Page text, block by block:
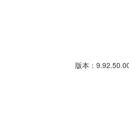
版本：